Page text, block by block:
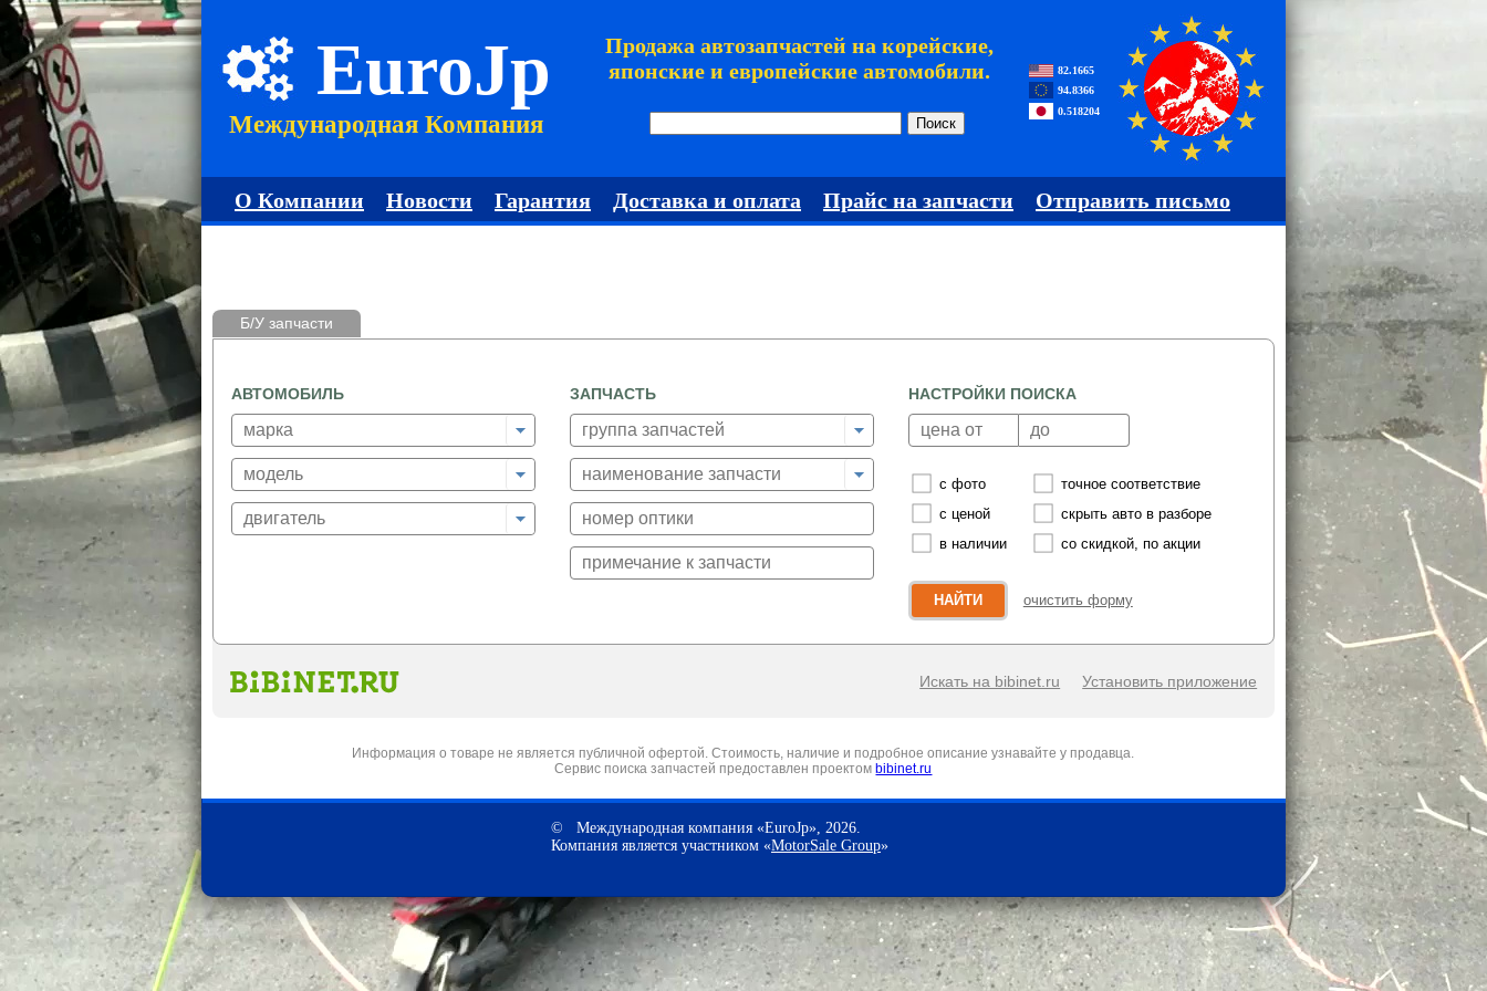
EuroJp
Международная Компания
Продажа автозапчастей на корейские,
японские и европейские автомобили.
82.1665
94.8366
0.518204
О Компании Новости Гарантия Доставка и оплата Прайс на запчасти Отправить письмо
Б/У запчасти
АВТОМОБИЛЬ ЗАПЧАСТЬ НАСТРОЙКИ ПОИСКА
с фото
точное соответствие
с ценой
скрыть авто в разборе
в наличии
со скидкой, по акции
НАЙТИ очистить форму
Искать на bibinet.ru Установить приложение
Информация о товаре не является публичной офертой. Стоимость, наличие и подробное описание узнавайте у продавца.
Сервис поиска запчастей предоставлен проектом bibinet.ru
© Международная компания «EuroJp», 2026.
Компания является участником «MotorSale Group»